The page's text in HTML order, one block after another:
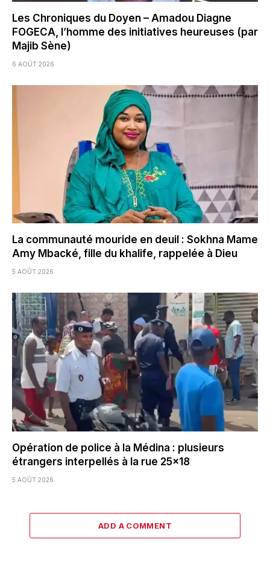
Les Chroniques du Doyen – Amadou Diagne
FOGECA, l’homme des initiatives heureuses (par
Majib Sène)
6 AOÛT 2026
La communauté mouride en deuil : Sokhna Mame
Amy Mbacké, fille du khalife, rappelée à Dieu
5 AOÛT 2026
Opération de police à la Médina : plusieurs
étrangers interpellés à la rue 25×18
5 AOÛT 2026
ADD A COMMENT